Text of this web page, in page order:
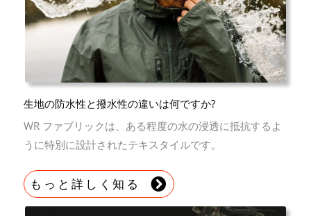
生地の防水性と撥水性の違いは何ですか?
WR ファブリックは、ある程度の水の浸透に抵抗するよ
うに特別に設計されたテキスタイルです。
もっと詳しく知る